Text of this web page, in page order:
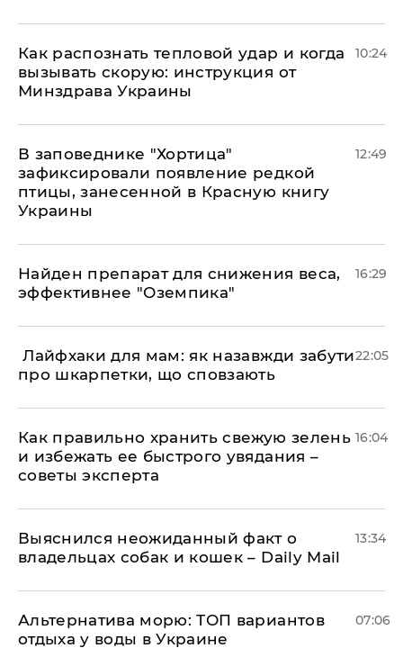
Как распознать тепловой удар и когда
вызывать скорую: инструкция от
Минздрава Украины
10:24
В заповеднике "Хортица"
зафиксировали появление редкой
птицы, занесенной в Красную книгу
Украины
12:49
Найден препарат для снижения веса,
эффективнее "Оземпика"
16:29
​ Лайфхаки для мам: як назавжди забути
про шкарпетки, що сповзають
22:05
Как правильно хранить свежую зелень
и избежать ее быстрого увядания –
советы эксперта
16:04
Выяснился неожиданный факт о
владельцах собак и кошек – Daily Mail
13:34
Альтернатива морю: ТОП вариантов
отдыха у воды в Украине
07:06